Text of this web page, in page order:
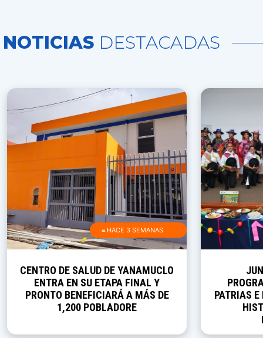
NOTICIAS DESTACADAS
≡ HACE 3 SEMANAS
CENTRO DE SALUD DE YANAMUCLO
ENTRA EN SU ETAPA FINAL Y
PRONTO BENEFICIARÁ A MÁS DE
1,200 POBLADORE
PATRIAS